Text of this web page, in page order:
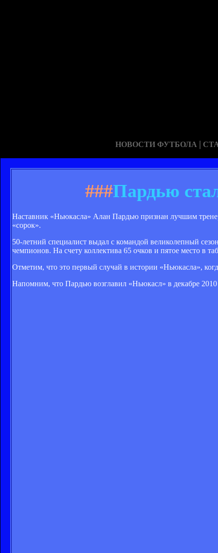
НОВОСТИ ФУТБОЛА |
###Пардью
Наставник «Ньюкасла» Алан Пардью признан лучшим
«сорок».
50-летний специалист выдал с командой великолепный
чемпионов. На счету коллектива 65 очков и пятое место в
Отметим, что это первый случай в истории «Ньюкасла»,
Напомним, что Пардью возглавил «Ньюкасл» в декабре